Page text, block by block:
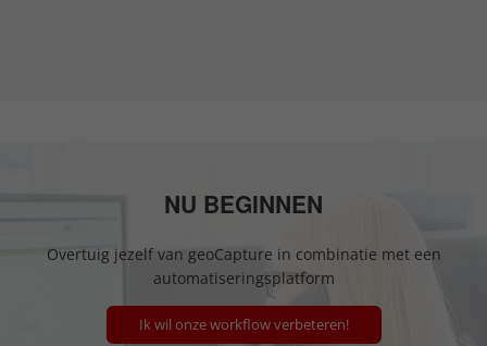
NU BEGINNEN
Overtuig jezelf van geoCapture in combinatie met een
automatiseringsplatform
Ik wil onze workflow verbeteren!